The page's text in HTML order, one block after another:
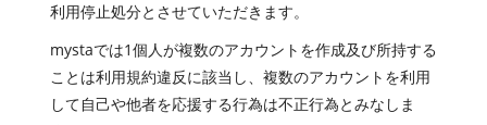
利用停止処分とさせていただきます。
mystaでは1個人が複数のアカウントを作成及び所持する
ことは利用規約違反に該当し、複数のアカウントを利用
して自己や他者を応援する行為は不正行為とみなしま